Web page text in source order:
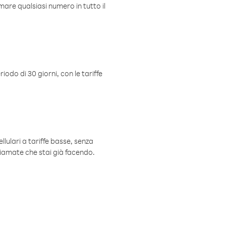
qualsiasi numero in tutto il
di 30 giorni, con le tariffe
a tariffe basse, senza
che stai già facendo.